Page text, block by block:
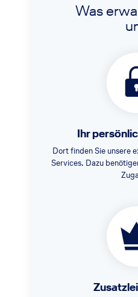
Was
Ihr
Dort finden Sie unsere
Services. Dazu